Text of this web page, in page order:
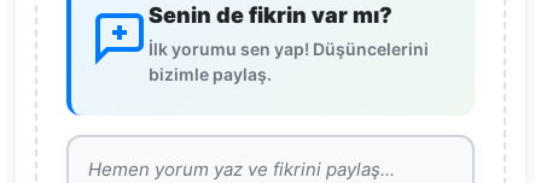
Senin de fikrin var mı?
İlk yorumu sen yap! Düşüncelerini
bizimle paylaş.